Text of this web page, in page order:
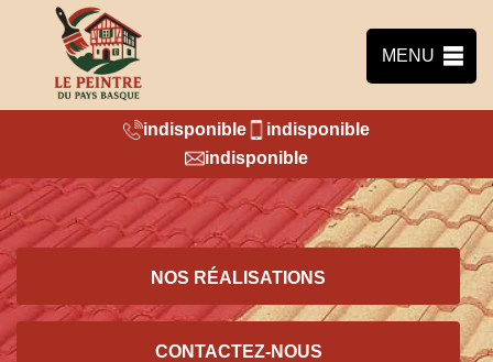
MENU
indisponible
indisponible
indisponible
NOS RÉALISATIONS
CONTACTEZ-NOUS